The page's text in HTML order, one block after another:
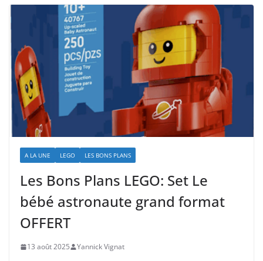
A LA UNE LEGO LES BONS PLANS
Les Bons Plans LEGO: Set Le
bébé astronaute grand format
OFFERT
13 août 2025 Yannick Vignat